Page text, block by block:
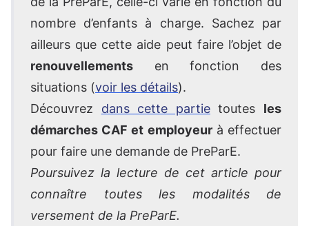
nombre d’enfants à charge. Sachez par
ailleurs que cette aide peut faire l’objet de
renouvellements en fonction des
situations (voir les détails).
Découvrez dans cette partietoutes les
démarches CAF et employeurà effectuer
pour faire une demande de PreParE.
Poursuivez la lecture de cet article pour
connaître toutes les modalités de
versement de la PreParE.